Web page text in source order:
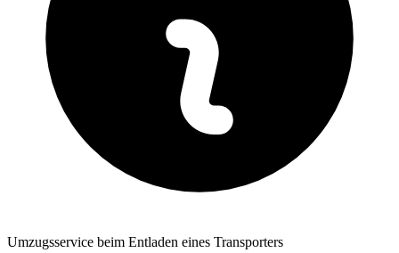
Umzugsservice beim Entladen eines Transporters